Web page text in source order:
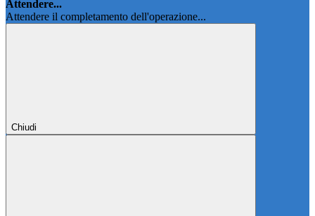
Attendere...
Attendere il completamento dell'operazione...
Chiudi